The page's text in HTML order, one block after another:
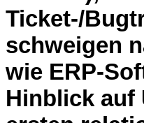
Ticket-/
schweigen
wie ERP-
Hinblick auf